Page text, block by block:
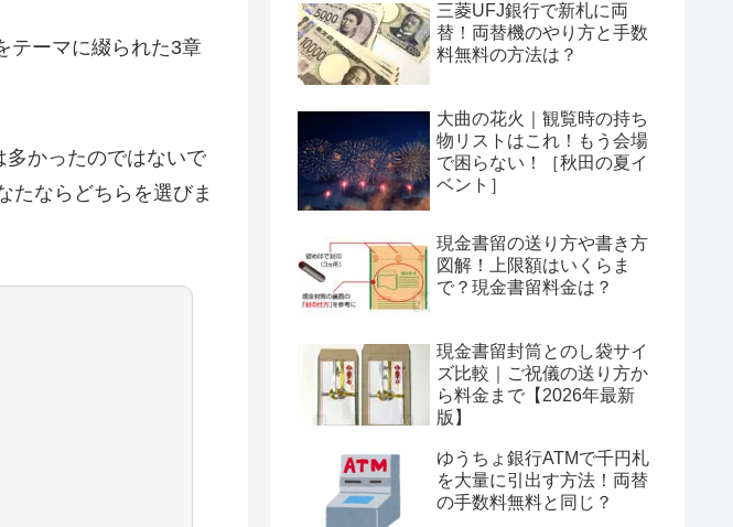
テーマに綴られた3章
かったのではないで
たならどちらを選びま
三菱UFJ銀行で新札に両
替！両替機のやり方と手数
料無料の方法は？
大曲の花火｜観覧時の持ち
物リストはこれ！もう会場
で困らない！［秋田の夏イ
ベント］
現金書留の送り方や書き方
図解！上限額はいくらま
で？現金書留料金は？
現金書留封筒とのし袋サイ
ズ比較｜ご祝儀の送り方か
ら料金まで【2026年最新
版】
ゆうちょ銀行ATMで千円札
を大量に引出す方法！両替
の手数料無料と同じ？